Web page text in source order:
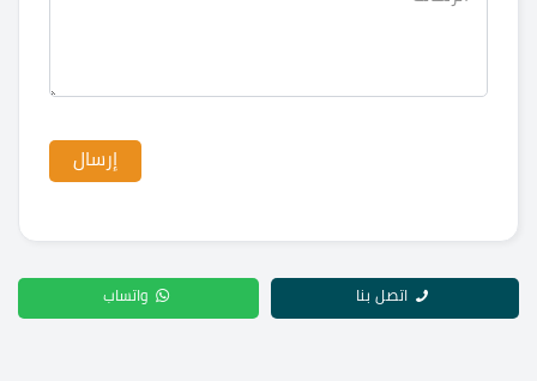
اتصل بنا واتساب